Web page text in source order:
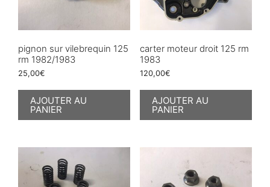
pignon sur vilebrequin 125
rm 1982/1983
25,00€
AJOUTER AU
PANIER
carter moteur droit 125 rm
1983
120,00€
AJOUTER AU
PANIER